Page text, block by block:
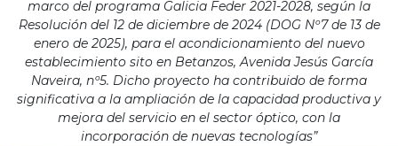
marco del programa Galicia Feder 2021-2028, según la
Resolución del 12 de diciembre de 2024 (DOG Nº7 de 13 de
enero de 2025), para el acondicionamiento del nuevo
establecimiento sito en Betanzos, Avenida Jesús García
Naveira, nº5. Dicho proyecto ha contribuido de forma
significativa a la ampliación de la capacidad productiva y
mejora del servicio en el sector óptico, con la
incorporación de nuevas tecnologías”